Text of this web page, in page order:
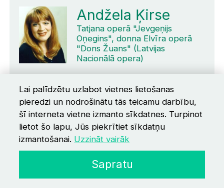
Andžela Ķirse
Tatjana operā "Jevgeņijs
Oņegins", donna Elvīra operā
"Dons Žuans" (Latvijas
Nacionālā opera)
Nominācijas
Renārs Kaupers
"Šveiks" (Dailes teātris)
Mārtiņš Freimanis
"Kaupēn, mans mīļais!"
Lai palīdzētu uzlabot vietnes lietošanas
pieredzi un nodrošinātu tās teicamu darbību,
šī interneta vietne izmanto sīkdatnes. Turpinot
lietot šo lapu, Jūs piekrītiet sīkdatņu
izmantošanai. Uzzināt vairāk
Sapratu